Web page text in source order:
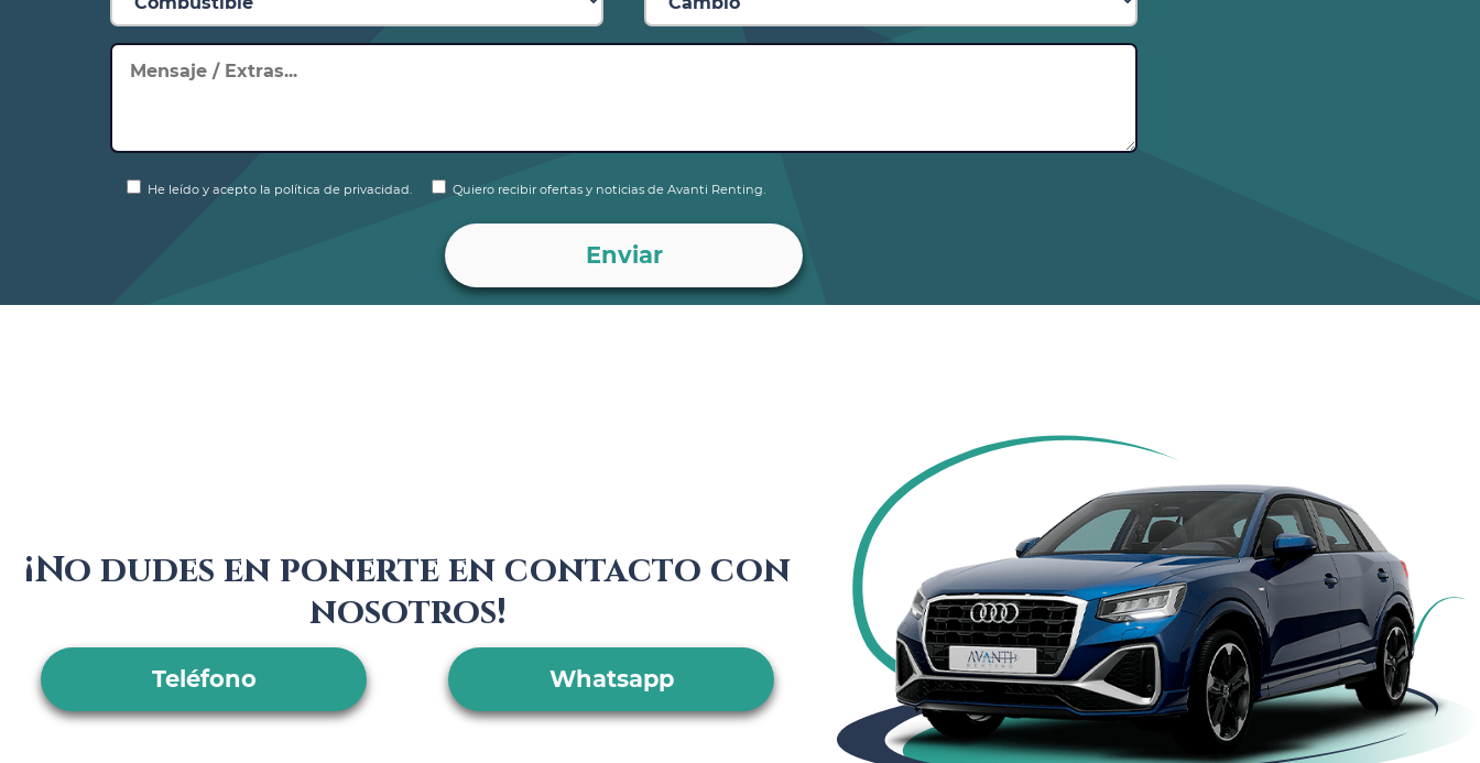
He leído y acepto la política de privacidad. Quiero recibir ofertas y noticias de Avanti Renting.
¡No dudes en ponerte en contacto con
nosotros!
Teléfono Whatsapp